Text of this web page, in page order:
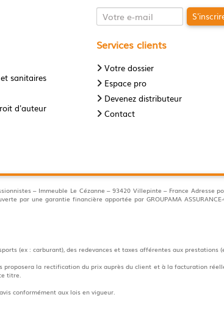
sanitaires
d'auteur
Services clients
Votre dossier
Espace pro
Devenez distributeur
Contact
– Immeuble Le Cézanne – 93420 Villepinte – France Adresse
par une garantie financière apportée par GROUPAMA ASSURANCE-
(ex : carburant), des redevances et taxes afférentes aux
la rectification du prix auprès du client et à la facturation
titre.
conformément aux lois en vigueur.